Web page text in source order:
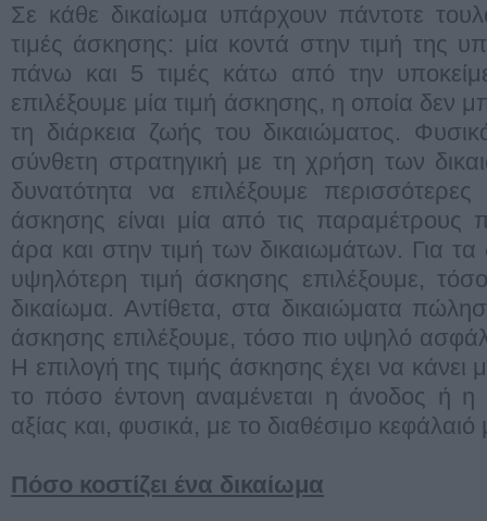
Σε κάθε δικαίωμα υπάρχουν πάντοτε
τιμές άσκησης: μία κοντά στην τιμή της
πάνω και 5 τιμές κάτω από την
επιλέξουμε μία τιμή άσκησης, η οποία δεν
τη διάρκεια ζωής του δικαιώματος.
σύνθετη στρατηγική με τη χρήση των
δυνατότητα να επιλέξουμε
άσκησης είναι μία από τις παραμέτρους
άρα και στην τιμή των δικαιωμάτων. Για
υψηλότερη τιμή άσκησης επιλέξουμε,
δικαίωμα. Αντίθετα, στα δικαιώματα
άσκησης επιλέξουμε, τόσο πιο υψηλό
Η επιλογή της τιμής άσκησης έχει να κάνει
το πόσο έντονη αναμένεται η άνοδος ή η
αξίας και, φυσικά, με το διαθέσιμο κεφάλαιό
Πόσο κοστίζει ένα δικαίωμα